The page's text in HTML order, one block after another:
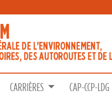
CARRIÈRES CAP-CCP-LDG